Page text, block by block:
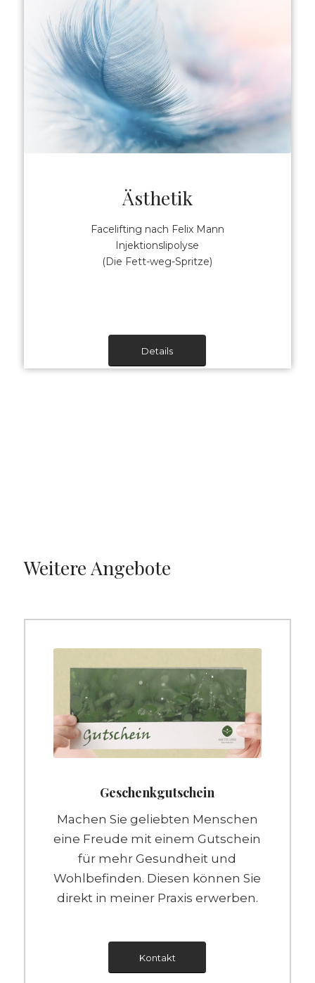
Ästhetik
Facelifting nach Felix Mann‍
Injektionslipolyse
(Die Fett-weg-Spritze)
Details
Weitere Angebote
Geschenkgutschein
Machen Sie geliebten Menschen
eine Freude mit einem Gutschein
für mehr Gesundheit und
Wohlbefinden. Diesen können Sie
direkt in meiner Praxis erwerben.
Kontakt